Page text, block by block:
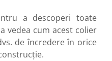
a descoperi toate
vedea cum acest colier
de încredere în orice